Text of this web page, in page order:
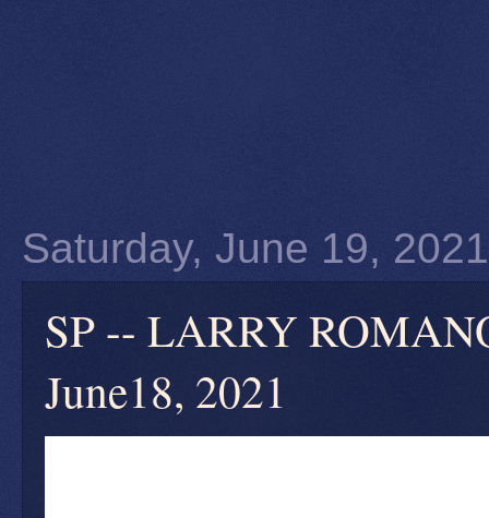
Saturday, June 19, 2021
SP -- LARRY
June18, 2021